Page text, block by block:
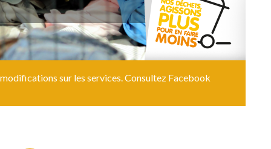
sur les services. Consultez Facebook